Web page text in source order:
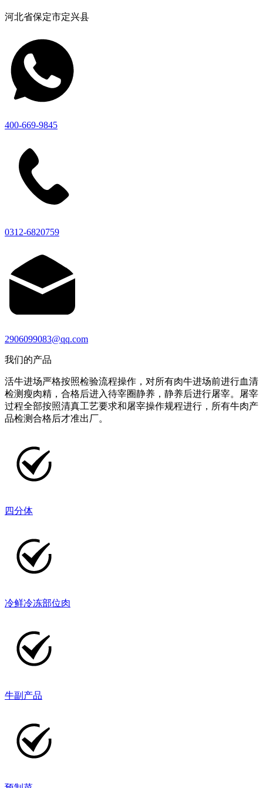
河北省保定市定兴县
400-669-9845
0312-6820759
2906099083@qq.com
我们的产品
活牛进场严格按照检验流程操作，对所有肉牛进场前进行血清
检测瘦肉精，合格后进入待宰圈静养，静养后进行屠宰。屠宰
过程全部按照清真工艺要求和屠宰操作规程进行，所有牛肉产
品检测合格后才准出厂。
四分体
冷鲜冷冻部位肉
牛副产品